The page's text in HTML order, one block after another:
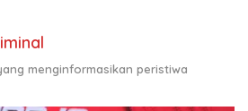
menginformasikan peristiwa